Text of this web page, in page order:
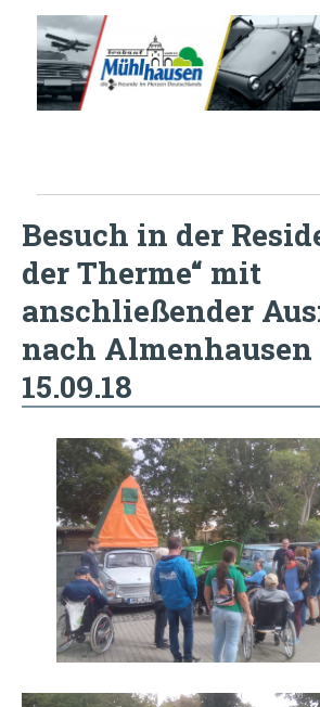
Besuch in der
der Therme“ mit
anschließender
nach Almenhausen
15.09.18